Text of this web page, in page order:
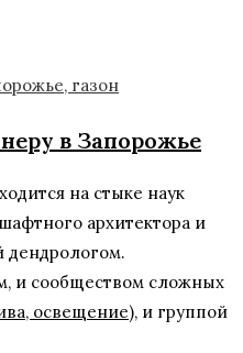
в Запорожье
на стыке наук
архитектора и
дендрологом.
и сообществом сложных
освещение), и группой